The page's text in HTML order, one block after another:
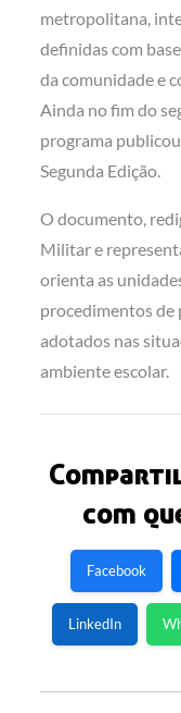
metropolitana,
definidas com
da comunidade e
Ainda no fim do
programa
Segunda Edição.
O documento,
Militar e
orienta as
procedimentos de
adotados nas
ambiente escolar.
com
Facebook
LinkedIn